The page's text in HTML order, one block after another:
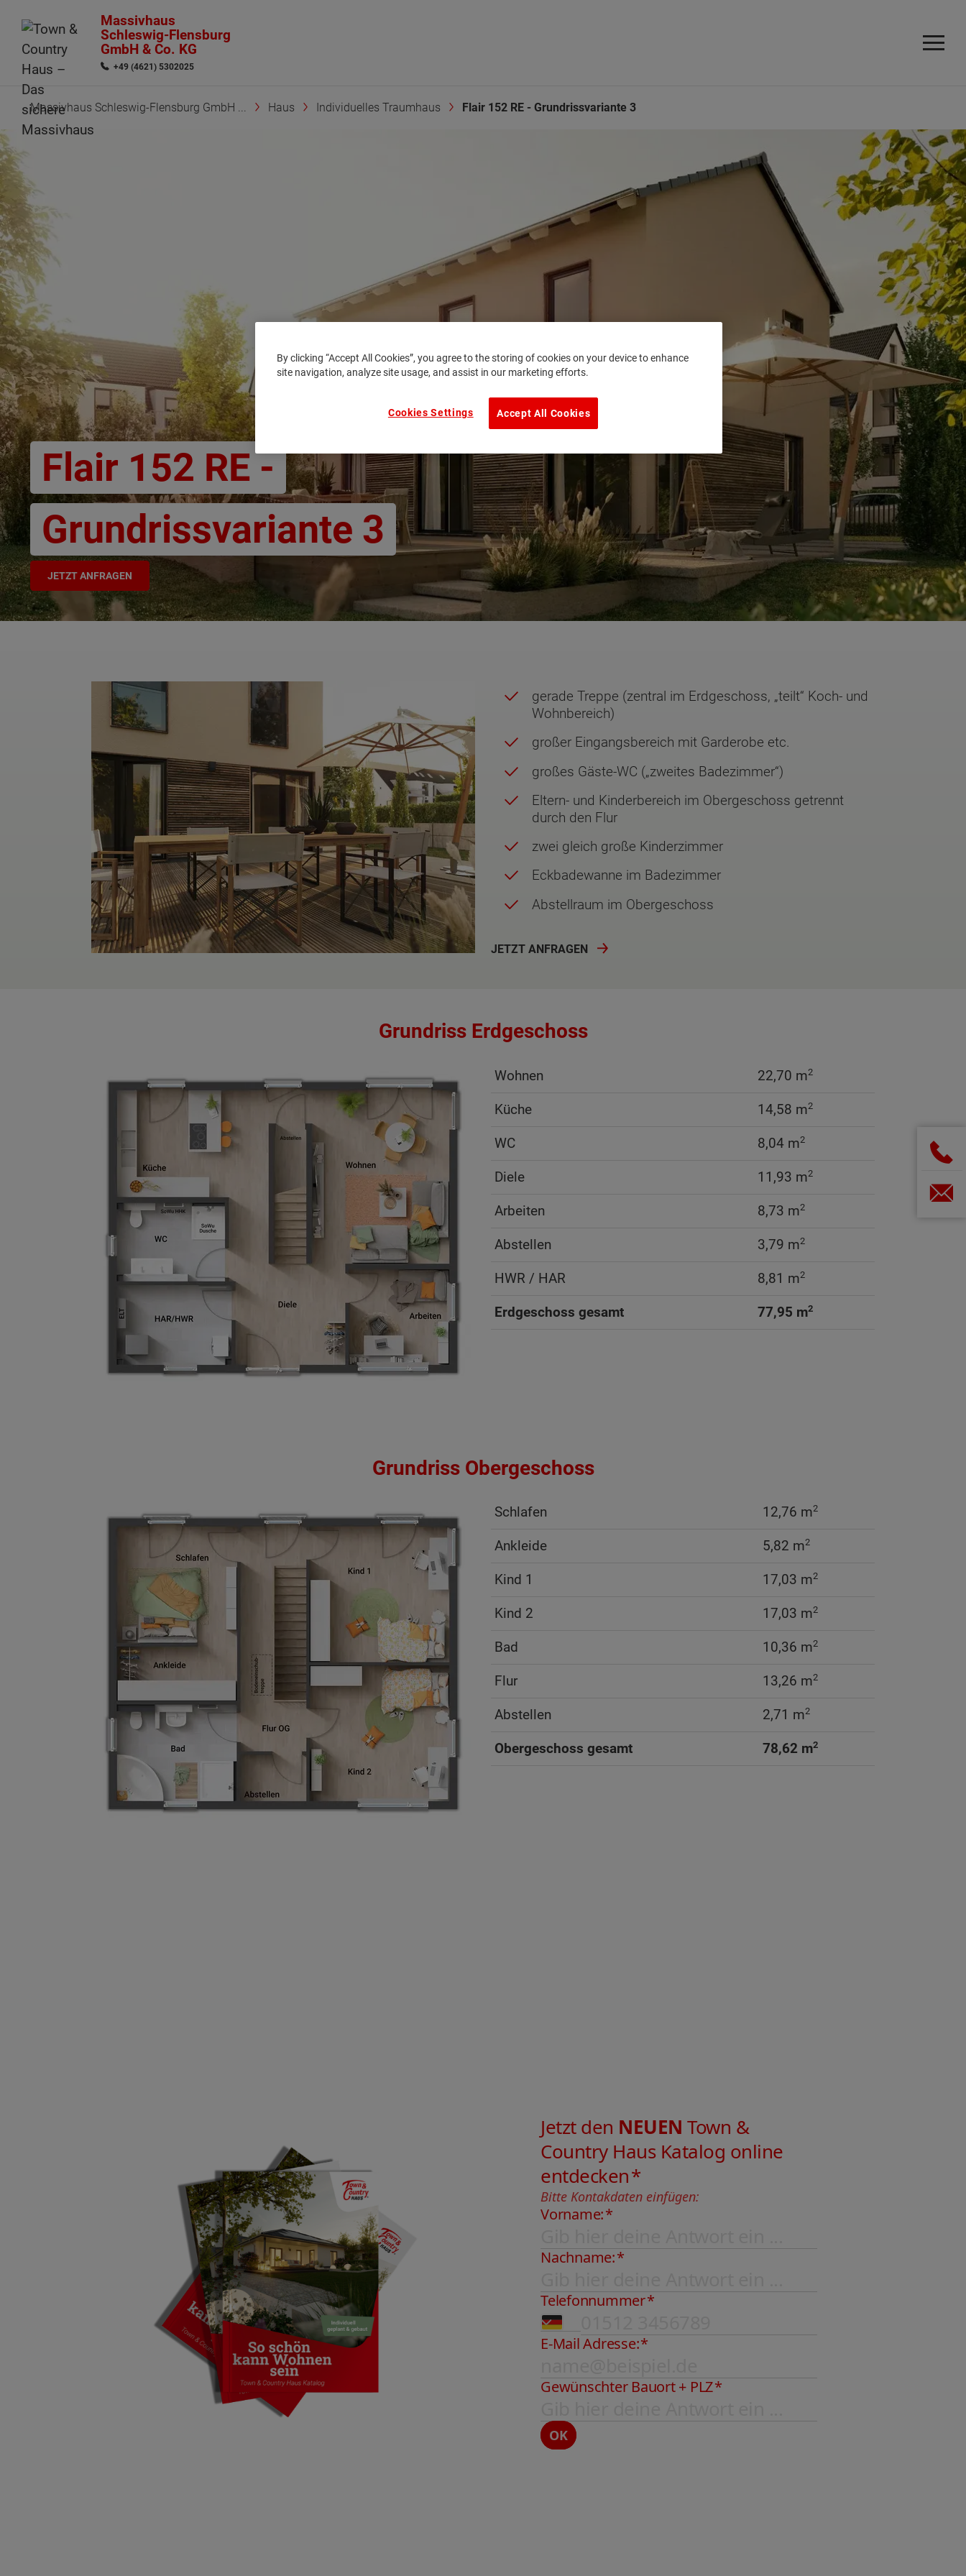
Massivhaus
Schleswig-Flensburg
GmbH & Co. KG
+49 (4621) 5302025
Massivhaus Schleswig-Flensburg GmbH ... Haus Individuelles Traumhaus Flair 152 RE - Grundrissvariante 3
Flair 152 RE -
Grundrissvariante 3
JETZT ANFRAGEN
gerade Treppe (zentral im Erdgeschoss, „teilt“ Koch- und
Wohnbereich)
großer Eingangsbereich mit Garderobe etc.
großes Gäste-WC („zweites Badezimmer“)
Eltern- und Kinderbereich im Obergeschoss getrennt
durch den Flur
zwei gleich große Kinderzimmer
Eckbadewanne im Badezimmer
Abstellraum im Obergeschoss
JETZT ANFRAGEN
Grundriss Erdgeschoss
Wohnen 22,70 m2
Küche 14,58 m2
WC 8,04 m2
Diele 11,93 m2
Arbeiten 8,73 m2
Abstellen 3,79 m2
HWR / HAR 8,81 m2
Erdgeschoss gesamt 77,95 m2
Grundriss Obergeschoss
Schlafen 12,76 m2
Ankleide 5,82 m2
Kind 1 17,03 m2
Kind 2 17,03 m2
Bad 10,36 m2
Flur 13,26 m2
Abstellen 2,71 m2
Obergeschoss gesamt 78,62 m2
Wonach möchten Sie suchen?
By clicking “Accept All Cookies”, you agree to the storing of cookies on your device to enhance
site navigation, analyze site usage, and assist in our marketing efforts.
Accept All Cookies
Cookies Settings